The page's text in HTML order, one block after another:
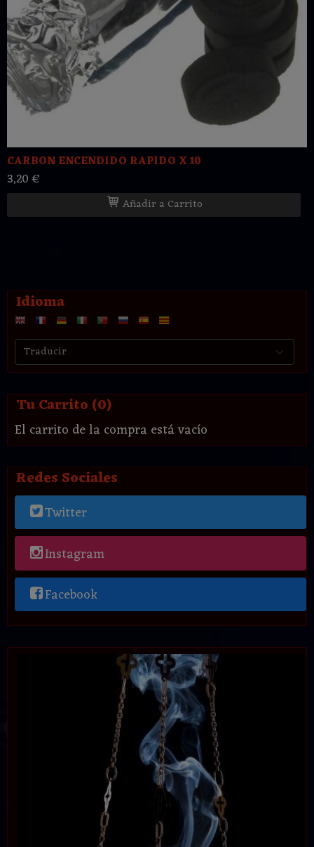
Idioma
Tu Carrito (0)
El carrito de la compra está vacío
Redes Sociales
Twitter
Instagram
Facebook
CARBON ENCENDIDO RAPIDO X 10
3,20 €
Añadir a Carrito